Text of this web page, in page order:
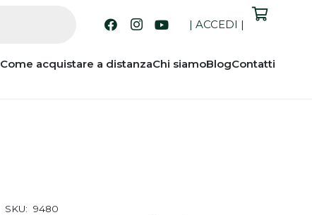
| ACCEDI |
Come acquistare a distanzaChi siamoBlogContatti
SKU: 9480